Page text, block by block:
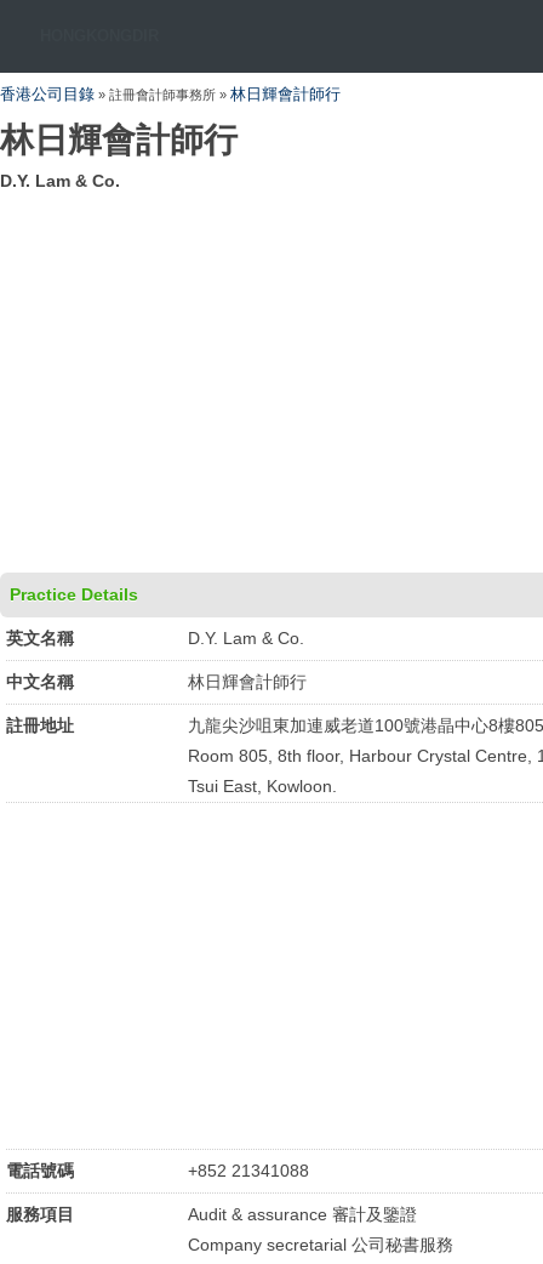
香港公司目錄 » 註冊會計師事務所 » 林日輝會計師行
林日輝會計師行
D.Y. Lam & Co.
Practice Details
英文名稱 D.Y. Lam & Co.
中文名稱 林日輝會計師行
註冊地址
九龍尖沙咀東加連威老道100號港晶中心8樓
Room 805, 8th floor, Harbour Crystal Centre,
Tsui East, Kowloon.
電話號碼 +852 21341088
服務項目
Audit & assurance 審計及鑒證
Company secretarial 公司秘書服務